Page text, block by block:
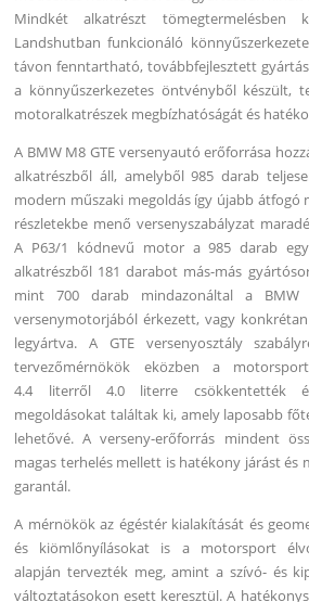
Mindkét alkatrészt
Landshutban funkcionáló
távon fenntartható, továbbfejlesztett
a könnyűszerkezetes öntvényből készült,
motoralkatrészek megbízhatóságát és
A BMW M8 GTE versenyautó erőforrása
alkatrészből áll, amelyből 985 darab
modern műszaki megoldás így újabb átfogó
részletekbe menő versenyszabályzat
A P63/1 kódnevű motor a 985 darab
alkatrészből 181 darabot más-más
mint 700 darab mindazonáltal a
versenymotorjából érkezett, vagy
legyártva. A GTE versenyosztály
tervezőmérnökök eközben a
4.4 literről 4.0 literre csökkentették
megoldásokat találtak ki, amely laposabb
lehetővé. A verseny-erőforrás mindent
magas terhelés mellett is hatékony járást és
garantál.
A mérnökök az égéstér kialakítását és
és kiömlőnyílásokat is a motorsport
alapján tervezték meg, amint a szívó- és
változtatásokon esett keresztül. A